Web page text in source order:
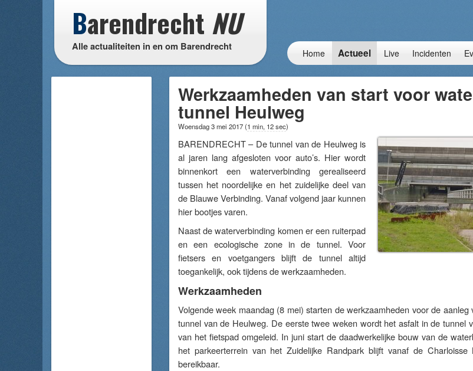
Barendrecht NU
Alle actualiteiten in en om Barendrecht
Home Actueel Live Incidenten
Werkzaamheden van start voor
tunnel Heulweg
Woensdag 3 mei 2017(1 min, 12 sec)
BARENDRECHT – De tunnel van de Heulweg is
al jaren lang afgesloten voor auto’s. Hier wordt
binnenkort een waterverbinding gerealiseerd
tussen het noordelijke en het zuidelijke deel van
de Blauwe Verbinding. Vanaf volgend jaar kunnen
hier bootjes varen.
Naast de waterverbinding komen er een ruiterpad
en een ecologische zone in de tunnel. Voor
fietsers en voetgangers blijft de tunnel altijd
toegankelijk, ook tijdens de werkzaamheden.
Werkzaamheden
Volgende week maandag (8 mei) starten de werkzaamheden voor de
tunnel van de Heulweg. De eerste twee weken wordt het asfalt in de tunnel
van het fietspad omgeleid. In juni start de daadwerkelijke bouw van de
het parkeerterrein van het Zuidelijke Randpark blijft vanaf de Charloisse
bereikbaar.